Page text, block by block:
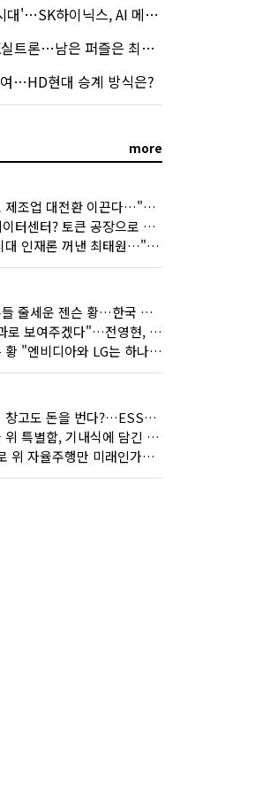
닉스, AI 메모리 표준 선점 나섰다
은 퍼즐은 최태원 지분 29.4%
…HD현대 승계 방식은?
more
AI로 제조업 대전환 이끈다…"2030년까지 민관합동 20조 투자"
②데이터센터? 토큰 공장으로 변신
AI 시대 인재론 꺼낸 최태원…"협업이 경쟁력"
총수들 줄세운 젠슨 황…한국 산업계 새판 짰다
"결과로 보여주겠다"…전영현, 젠슨 황과 HBM5 논의
젠슨 황 "엔비디아와 LG는 하나의 거대한 팀"
전기 창고도 돈을 번다?…ESS의 '두뇌' EMO가 뭐길래
하늘 위 특별함, 기내식에 담긴 기술의 세계
"도로 위 자율주행만 미래인가요"…진흙탕서 길 내는 HD현대 AI 기술